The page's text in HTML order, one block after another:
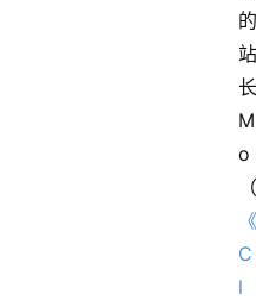
的
站
长
M
o
（
《
C
l